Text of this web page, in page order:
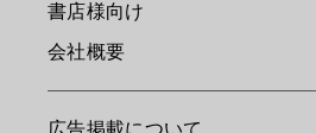
書店様向け
会社概要
広告掲載について